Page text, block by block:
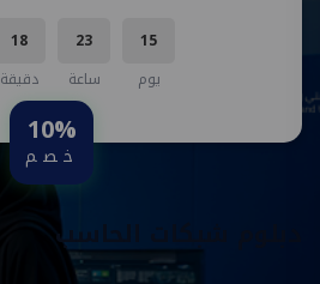
15
يوم
23
ساعة
18
دقيقة
10%
خصم
دبلوم شبكات الحاسب